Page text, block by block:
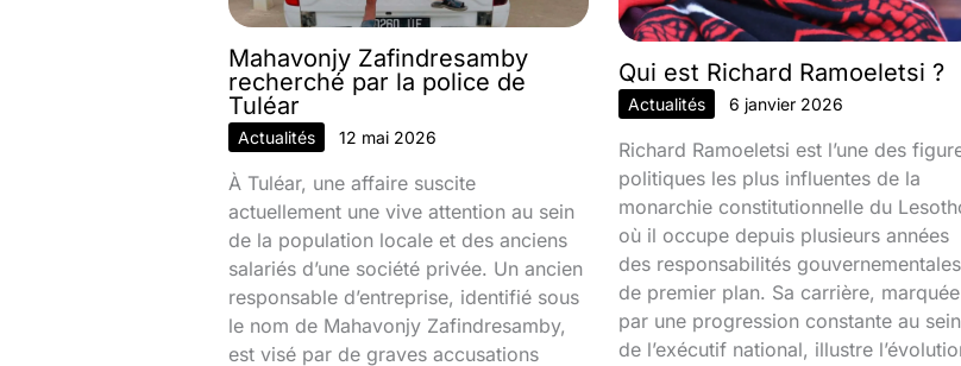
Mahavonjy Zafindresamby
recherché par la police de
Tuléar
Actualités 12 mai 2026
À Tuléar, une affaire suscite
actuellement une vive attention au sein
de la population locale et des anciens
salariés d’une société privée. Un ancien
responsable d’entreprise, identifié sous
le nom de Mahavonjy Zafindresamby,
est visé par de graves accusations
Qui est Richard Ramoeletsi ?
Actualités 6 janvier 2026
Richard Ramoeletsi est l’une des
politiques les plus influentes de la
monarchie constitutionnelle du
où il occupe depuis plusieurs années
des responsabilités gouvernementales
de premier plan. Sa carrière, marquée
par une progression constante au sein
de l’exécutif national, illustre